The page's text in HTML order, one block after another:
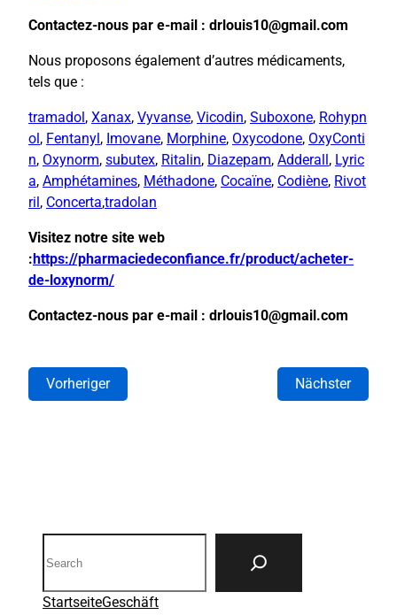
Contactez-nous par e-mail : drlouis10@gmail.com
Nous proposons également d’autres médicaments,
tels que :
tramadol , Xanax, Vyvanse, Vicodin, Suboxone, Rohypn
ol , Fentanyl , Imovane, Morphine, Oxycodone, OxyConti
n, Oxynorm, subutex, Ritalin, Diazepam, Adderall , Lyric
a, Amphétamines, Méthadone, Cocaïne, Codiène, Rivot
ril , Concerta,tradolan
Visitez notre site web
: https://pharmaciedeconfiance.fr/product/acheter-
de-loxynorm/
Contactez-nous par e-mail : drlouis10@gmail.com
Vorheriger Nächster
StartseiteGeschäft